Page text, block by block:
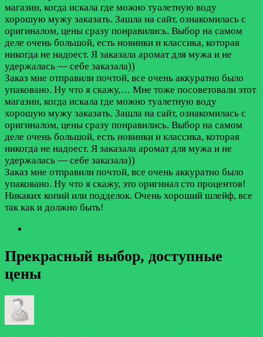
магазин, когда искала где можно туалетную воду
хорошую мужу заказать. Зашла на сайт, ознакомилась с
оригиналом, цены сразу понравились. Выбор на самом
деле очень большой, есть новинки и классика, которая
никогда не надоест. Я заказала аромат для мужа и не
удержалась — себе заказала))
Заказ мне отправили почтой, все очень аккуратно было
упаковано. Ну что я скажу,… Мне тоже посоветовали этот
магазин, когда искала где можно туалетную воду
хорошую мужу заказать. Зашла на сайт, ознакомилась с
оригиналом, цены сразу понравились. Выбор на самом
деле очень большой, есть новинки и классика, которая
никогда не надоест. Я заказала аромат для мужа и не
удержалась — себе заказала))
Заказ мне отправили почтой, все очень аккуратно было
упаковано. Ну что я скажу, это оригинал сто процентов!
Никаких копий или подделок. Очень хороший шлейф, все
так как и должно быть!
Прекрасный выбор, доступные
цены